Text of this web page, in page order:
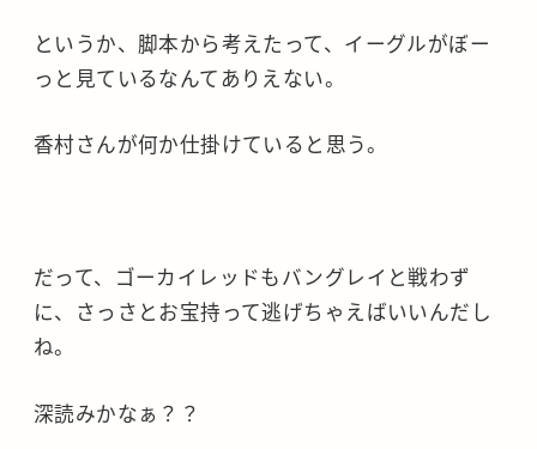
というか、脚本から考えたって、イーグルがぼー
っと見ているなんてありえない。
香村さんが何か仕掛けていると思う。
だって、ゴーカイレッドもバングレイと戦わず
に、さっさとお宝持って逃げちゃえばいいんだし
ね。
深読みかなぁ？？